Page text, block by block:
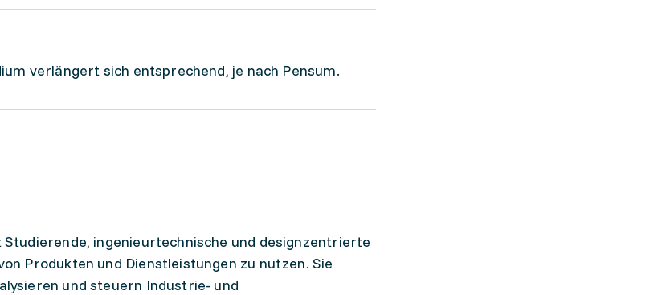
verlängert sich entsprechend, je nach Pensum.
ingenieurtechnische und designzentrierte
Produkten und Dienstleistungen zu nutzen. Sie
und steuern Industrie- und